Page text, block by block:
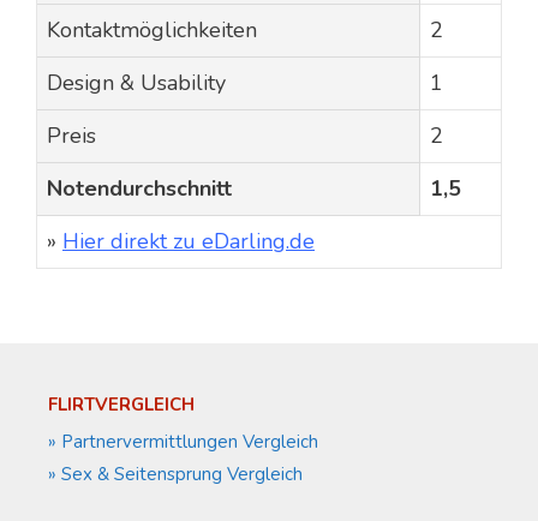
Kontaktmöglichkeiten
2
Design & Usability
1
Preis
2
Notendurchschnitt
1,5
» Hier direkt zu eDarling.de
FLIRTVERGLEICH
» Partnervermittlungen Vergleich
» Sex & Seitensprung Vergleich